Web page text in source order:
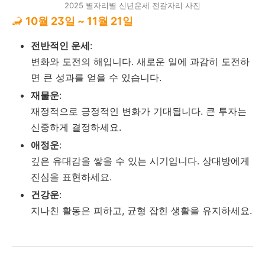
2025 별자리별 신년운세 전갈자리 사진
🦂 10월 23일 ~ 11월 21일
전반적인 운세:
변화와 도전의 해입니다. 새로운 일에 과감히 도전하
면 큰 성과를 얻을 수 있습니다.
재물운:
재정적으로 긍정적인 변화가 기대됩니다. 큰 투자는
신중하게 결정하세요.
애정운:
깊은 유대감을 쌓을 수 있는 시기입니다. 상대방에게
진심을 표현하세요.
건강운:
지나친 활동은 피하고, 균형 잡힌 생활을 유지하세요.